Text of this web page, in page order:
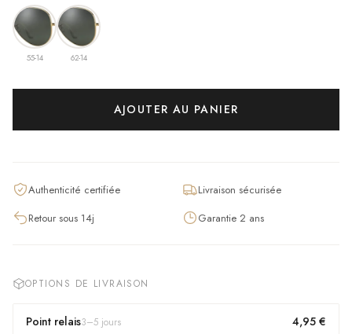
55-14 62-14
AJOUTER AU PANIER
Authenticité certifiée
Livraison sécurisée
Retour sous 14j
Garantie 2 ans
OPTIONS DE LIVRAISON
Point relais3–5 jours 4,95 €